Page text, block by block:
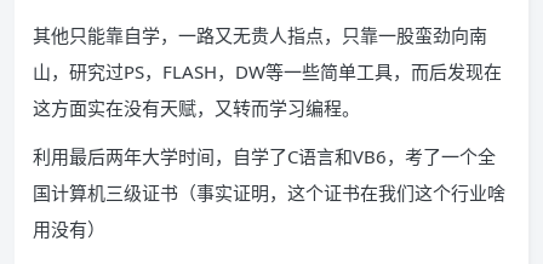
其他只能靠自学，一路又无贵人指点，只靠一股蛮劲向南
山，研究过PS，FLASH，DW等一些简单工具，而后发现在
这方面实在没有天赋，又转而学习编程。
利用最后两年大学时间，自学了C语言和VB6，考了一个全
国计算机三级证书（事实证明，这个证书在我们这个行业啥
用没有）